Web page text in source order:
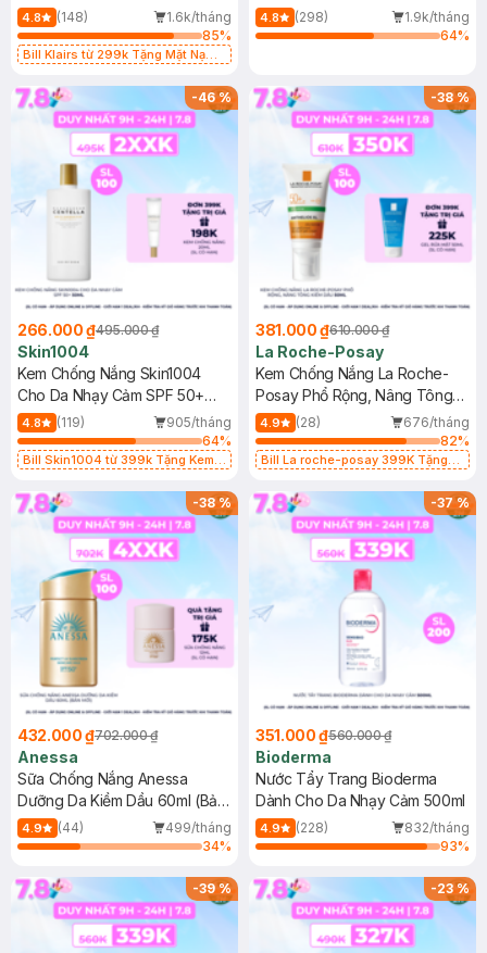
4.8 (148)
1.6k/tháng
85%
Bill Klairs từ 299k Tặng Mặt Nạ
25ml (SL Có Hạn)
400ml
4.8 (298)
1.9k/tháng
64%
-46%
266.000 ₫495.000 ₫
Skin1004
Kem Chống Nắng Skin1004
Cho Da Nhạy Cảm SPF 50+
50ml
4.8 (119)
905/tháng
64%
Bill Skin1004 từ 399k Tặng Kem
SPF 50+ 20ml (SL Có Hạn)
-38%
381.000 ₫610.000 ₫
La Roche-Posay
Kem Chống Nắng La Roche-
Posay Phổ Rộng, Nâng Tông
Kiềm Dầu 50ml
4.9 (28)
676/tháng
82%
Bill La roche-posay 399K Tặng
(SL có hạn)
-38%
432.000 ₫702.000 ₫
Anessa
Sữa Chống Nắng Anessa
Dưỡng Da Kiềm Dầu 60ml (Bản
Mới)
4.9 (44)
499/tháng
34%
-37%
351.000 ₫560.000 ₫
Bioderma
Nước Tẩy Trang Bioderma
Dành Cho Da Nhạy Cảm 500ml
4.9 (228)
832/tháng
93%
-39% -23%